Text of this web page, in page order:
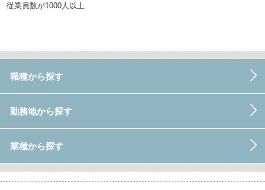
従業員数が1000人以上
職種から探す
勤務地から探す
業種から探す